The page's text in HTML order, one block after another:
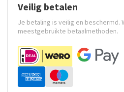
Veilig betalen
Je betaling is veilig en beschermd.
meestgebruikte betaalmethoden.